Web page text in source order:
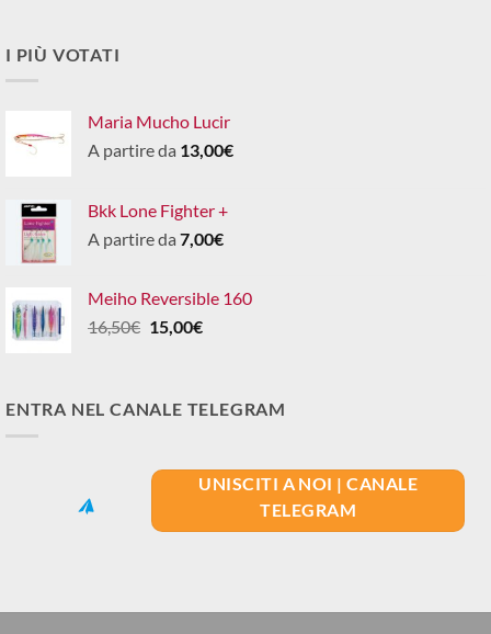
I PIÙ VOTATI
Maria Mucho Lucir
A partire da 13,00€
Bkk Lone Fighter +
A partire da 7,00€
Meiho Reversible 160
16,50€ Il
16,50€.
15,00€Il
15,00€.
ENTRA NEL CANALE TELEGRAM
UNISCITI A NOI | CANALE
TELEGRAM